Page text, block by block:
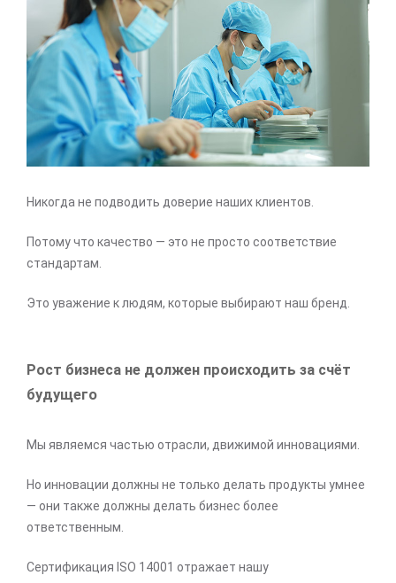
Никогда не подводить доверие наших клиентов.
Потому что качество — это не просто соответствие
стандартам.
Это уважение к людям, которые выбирают наш бренд.
Рост бизнеса не должен происходить за счёт
будущего
Мы являемся частью отрасли, движимой инновациями.
Но инновации должны не только делать продукты умнее
— они также должны делать бизнес более
ответственным.
Сертификация ISO 14001 отражает нашу